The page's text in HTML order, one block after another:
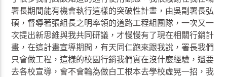
署長期間能有機會執行這樣的突破性計畫，由吳副署長弘
碩，督導著張組長之明率領的道路工程組團隊，一次又一
次提出新思維與我共同研議，才慢慢有了現在相關行銷計
畫，在這計畫宣導期間，有天同仁跑來跟我說，署長我們
只會做工程，這樣的校園行銷我們實在沒什麼經驗，還要
去各校宣導，會不會輪為做白工根本去學校虛晃一招，我